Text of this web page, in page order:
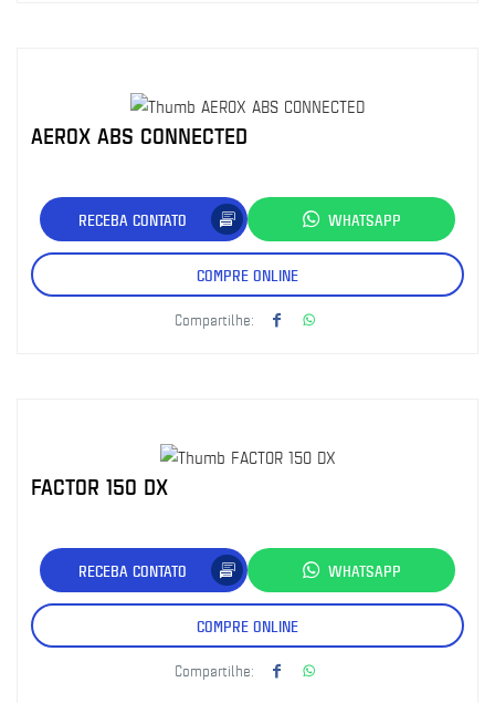
AEROX ABS CONNECTED
RECEBA CONTATO WHATSAPP
COMPRE ONLINE
Compartilhe:
FACTOR 150 DX
RECEBA CONTATO WHATSAPP
COMPRE ONLINE
Compartilhe: